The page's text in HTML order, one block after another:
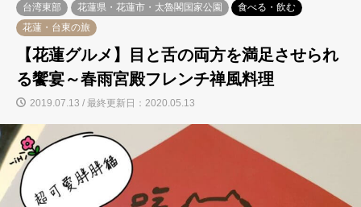
台湾東部 花蓮県・花蓮市・太魯閣国家公園
食べる・飲む
花蓮・台東の旅
【花蓮グルメ】目と舌の両方を満足させられ
る饗宴～春雨宮殿フレンチ禅風料理
2019.07.13 / 最終更新日：2020.05.13